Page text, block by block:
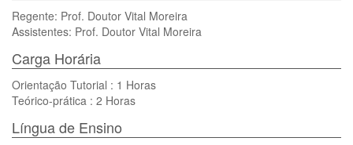
Regente: Prof. Doutor Vital Moreira
Assistentes: Prof. Doutor Vital Moreira
Carga Horária
Orientação Tutorial : 1 Horas
Teórico-prática : 2 Horas
Língua de Ensino